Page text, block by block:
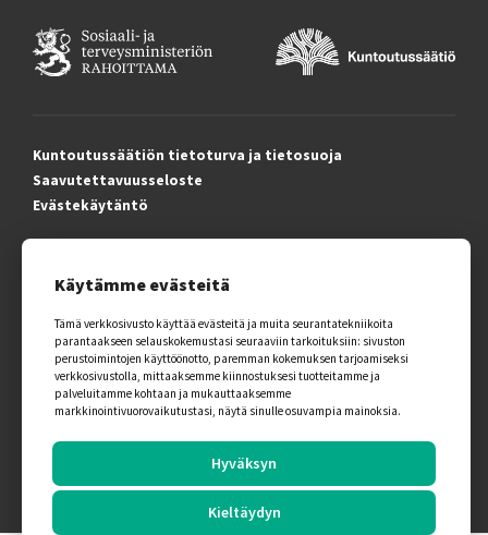
Käytämme evästeitä
Tämä verkkosivusto käyttää evästeitä ja muita seurantatekniikoita
parantaakseen selauskokemustasi seuraaviin tarkoituksiin: sivuston
perustoimintojen käyttöönotto, paremman kokemuksen tarjoamiseksi
verkkosivustolla, mittaaksemme kiinnostuksesi tuotteitamme ja
palveluitamme kohtaan ja mukauttaaksemme
markkinointivuorovaikutustasi, näytä sinulle osuvampia mainoksia.
Hyväksyn
Kieltäydyn
© 2026 Artsi-Opas.
Kuntoutussäätiön tietoturva ja tietosuoja
Saavutettavuusseloste
Evästekäytäntö
Tämän sivuston on suunnitellut ja toteuttanut